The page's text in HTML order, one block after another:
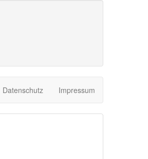
Datenschutz Impressum